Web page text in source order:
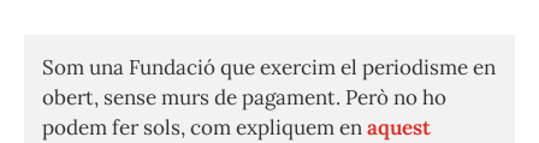
Som una Fundació que exercim el periodisme en
obert, sense murs de pagament. Però no ho
podem fer sols, com expliquem enaquest